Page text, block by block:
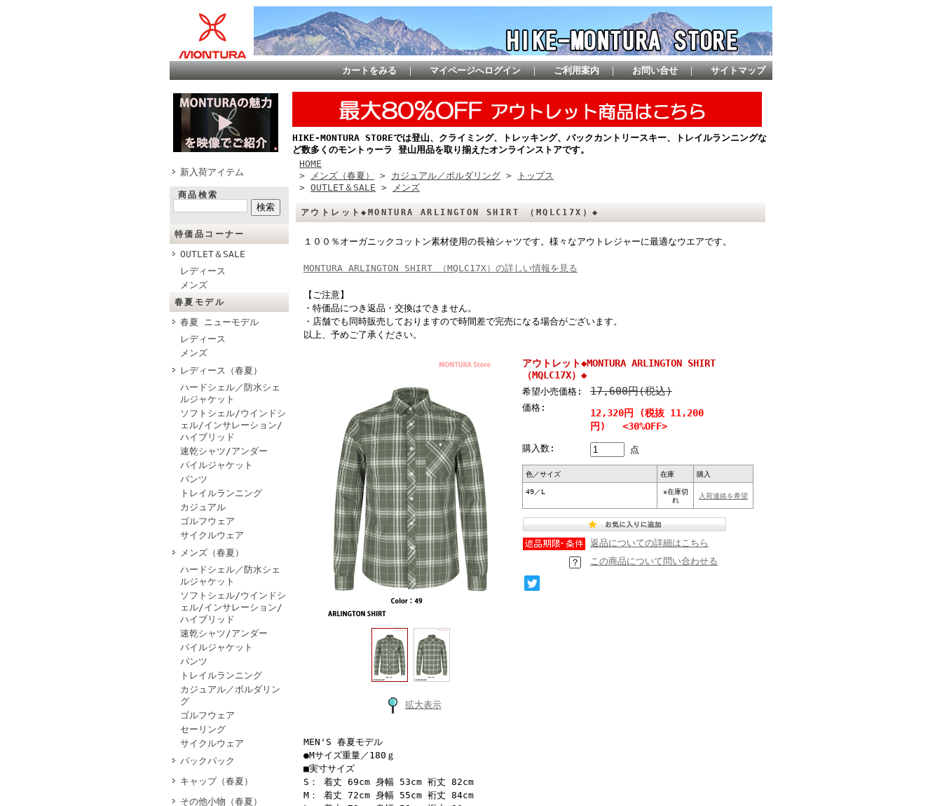
カートをみる ｜ マイページへログイン ｜ ご利用案内 ｜ お問い合せ ｜ サイトマップ
新入荷アイテム
商品検索
特価品コーナー
OUTLET＆SALE
レディース
メンズ
春夏モデル
春夏 ニューモデル
レディース
メンズ
レディース（春夏）
ハードシェル／防水シェ
ルジャケット
ソフトシェル/ウインドシ
ェル/インサレーション/
ハイブリッド
速乾シャツ/アンダー
パイルジャケット
パンツ
トレイルランニング
カジュアル
ゴルフウェア
サイクルウェア
メンズ（春夏）
ハードシェル／防水シェ
ルジャケット
ソフトシェル/ウインドシ
ェル/インサレーション/
ハイブリッド
速乾シャツ/アンダー
パイルジャケット
パンツ
トレイルランニング
カジュアル／ボルダリン
グ
ゴルフウェア
セーリング
サイクルウェア
バックパック
キャップ（春夏）
その他小物（春夏）
HIKE-MONTURA STOREでは登山、クライミング、トレッキング、バックカントリースキー、トレイルランニングな
ど数多くのモントゥーラ 登山用品を取り揃えたオンラインストアです。
HOME
>
メンズ（春夏） > カジュアル／ボルダリング >
トップス
> OUTLET＆SALE > メンズ
アウトレット◆MONTURA ARLINGTON SHIRT （MQLC17X）◆
１００％オーガニックコットン素材使用の長袖シャツです。様々なアウトレジャーに最適なウエアです。
MONTURA ARLINGTON SHIRT （MQLC17X）の詳しい情報を見る
【ご注意】
・特価品につき返品・交換はできません。
・店舗でも同時販売しておりますので時間差で完売になる場合がございます。
以上、予めご了承ください。
拡大表示
アウトレット◆MONTURA ARLINGTON SHIRT
（MQLC17X）◆
希望小売価格: 17,600円(税込)
価格:
12,320円 (税抜 11,200
円) <30%OFF>
購入数: 点
色／サイズ 在庫 購入
49／L
×在庫切
れ
入荷連絡を希望
返品についての詳細はこちら
この商品について問い合わせる
MEN'S 春夏モデル
●Mサイズ重量／180ｇ
■実寸サイズ
S： 着丈 69cm 身幅 53cm 裄丈 82cm
M： 着丈 72cm 身幅 55cm 裄丈 84cm